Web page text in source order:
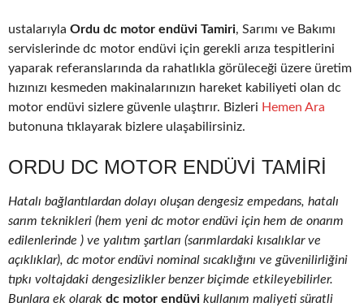
ustalarıyla Ordu dc motor endüvi Tamiri, Sarımı ve Bakımı
servislerinde dc motor endüvi için gerekli arıza tespitlerini
yaparak referanslarında da rahatlıkla görüleceği üzere üretim
hızınızı kesmeden makinalarınızın hareket kabiliyeti olan dc
motor endüvi sizlere güvenle ulaştırır. Bizleri Hemen Ara
butonuna tıklayarak bizlere ulaşabilirsiniz.
ORDU DC MOTOR ENDÜVI TAMIRI
Hatalı bağlantılardan dolayı oluşan dengesiz empedans, hatalı
sarım teknikleri (hem yeni dc motor endüvi için hem de onarım
edilenlerinde ) ve yalıtım şartları (sarımlardaki kısalıklar ve
açıklıklar), dc motor endüvi nominal sıcaklığını ve güvenilirliğini
tıpkı voltajdaki dengesizlikler benzer biçimde etkileyebilirler.
Bunlara ek olarak dc motor endüvi kullanım maliyeti süratli